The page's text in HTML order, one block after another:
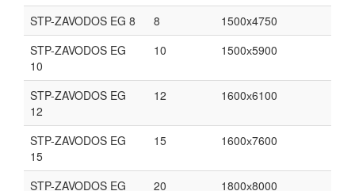
STP-ZAVODOS EG 8
8
1500x4750
STP-ZAVODOS EG
10
10 1500х5900
STP-ZAVODOS EG
12
12 1600х6100
STP-ZAVODOS EG
15
15 1600х7600
STP-ZAVODOS EG
20 1800х8000